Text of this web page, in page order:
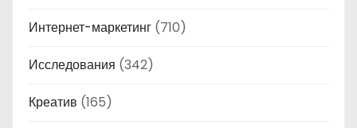
Интернет-маркетинг (710)
Исследования (342)
Креатив (165)